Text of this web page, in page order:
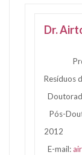
Dr.
Resíduos
Pós-
2012
E-mail: